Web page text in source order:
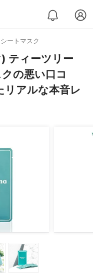
ートマスク
ティーツリー
の悪い口コ
リアルな本音レ